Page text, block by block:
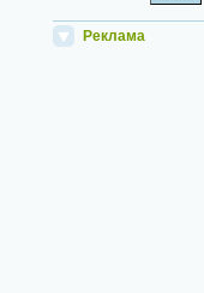
Реклама